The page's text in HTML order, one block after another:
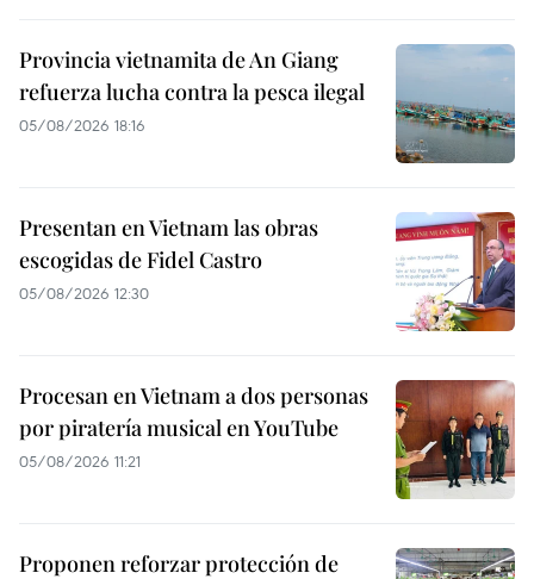
Provincia vietnamita de An Giang
refuerza lucha contra la pesca ilegal
05/08/2026 18:16
Presentan en Vietnam las obras
escogidas de Fidel Castro
05/08/2026 12:30
Procesan en Vietnam a dos personas
por piratería musical en YouTube
05/08/2026 11:21
Proponen reforzar protección de